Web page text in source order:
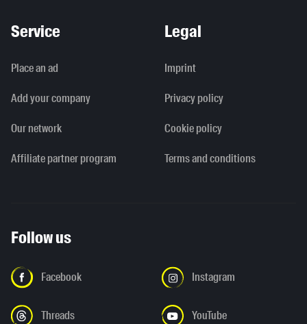
Service
Place an ad
Add your company
Our network
Affiliate partner program
Legal
Imprint
Privacy policy
Cookie policy
Terms and conditions
Follow us
Facebook Instagram
Threads YouTube